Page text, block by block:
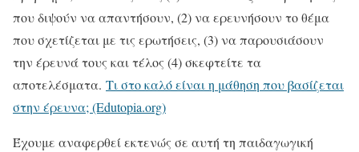
που διψούν να απαντήσουν, (2) να ερευνήσουν το θέμα
που σχετίζεται με τις ερωτήσεις, (3) να παρουσιάσουν
την έρευνά τους και τέλος (4) σκεφτείτε τα
αποτελέσματα. Τι στο καλό είναι η μάθηση που βασίζεται
στην έρευνα; (Edutopia.org)
Έχουμε αναφερθεί εκτενώς σε αυτή τη παιδαγωγική